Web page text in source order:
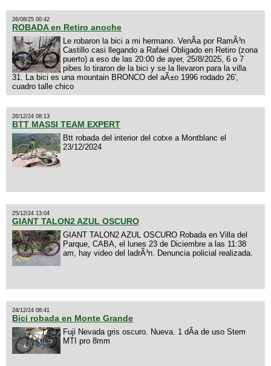
26/08/25 00:42
ROBADA en Retiro anoche
Le robaron la bici a mi hermano. VenÃ­a por RamÃ³n
Castillo casi llegando a Rafael Obligado en Retiro (zona
puerto) a eso de las 20:00 de ayer, 25/8/2025, 6 o 7
pibes lo tiraron de la bici y se la llevaron para la villa
31. La bici es una mountain BRONCO del aÃ±o 1996 rodado 26',
cuadro talle chico
26/12/24 08:13
BTT MASSI TEAM EXPERT
Btt robada del interior del cotxe a Montblanc el
23/12/2024
25/12/24 13:04
GIANT TALON2 AZUL OSCURO
GIANT TALON2 AZUL OSCURO Robada en Villa del
Parque, CABA, el lunes 23 de Diciembre a las 11:38
am, hay video del ladrÃ³n. Denuncia policial realizada.
24/12/24 08:41
Bici robada en Monte Grande
Fuji Nevada gris oscuro. Nueva. 1 dÃ­a de uso Stem
MTI pro 8mm